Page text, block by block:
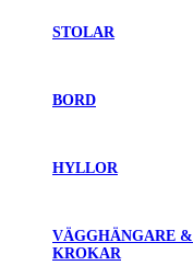
STOLAR
BORD
HYLLOR
VÄGGHÄNGARE &
KROKAR